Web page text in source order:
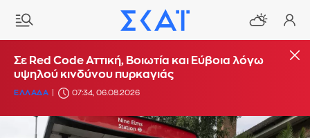
Σε Red Code Αττική, Βοιωτία και Εύβοια λόγω
υψηλού κινδύνου πυρκαγιάς
ΕΛΛΑΔΑ 07:34, 06.08.2026